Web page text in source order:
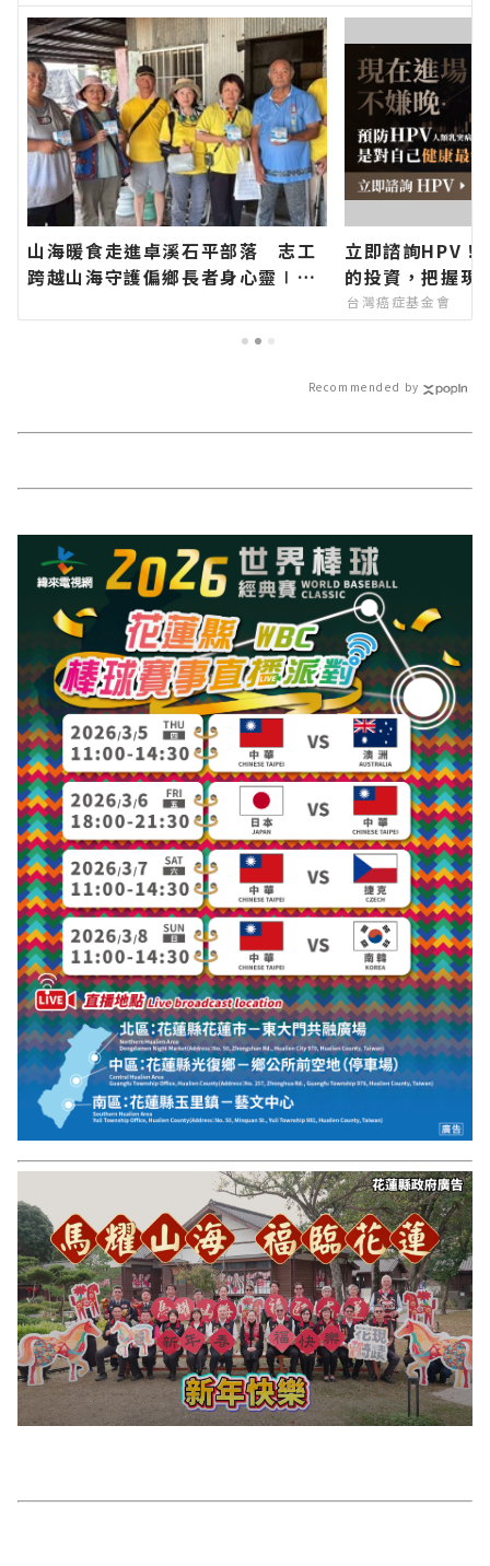
山海暖食走進卓溪石平部落 志工
跨越山海守護偏鄉長者身心靈∣花
速的今日新聞報導 最新的在地資
立即諮詢HPV！
的投資，把握現
台灣癌症基金會
Recommended by